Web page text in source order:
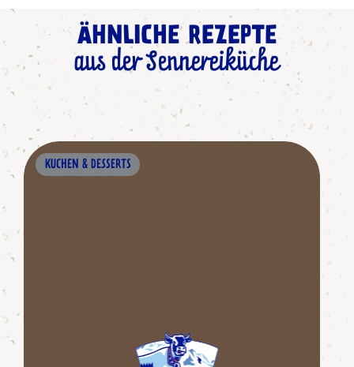
ÄHNLICHE REZEPTE
aus der Sennereiküche
KUCHEN & DESSERTS